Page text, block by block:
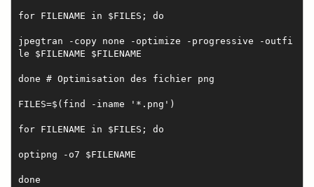
for FILENAME in $FILES; do
jpegtran -copy none -optimize -progressive -outfi
le $FILENAME $FILENAME
done # Optimisation des fichier png
FILES=$(find -iname '*.png')
for FILENAME in $FILES; do
optipng -o7 $FILENAME
done